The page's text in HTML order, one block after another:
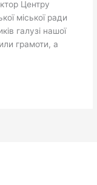
Центру
міської ради
галузі нашої
грамоти, а